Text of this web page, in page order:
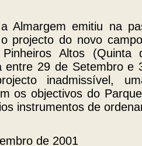
Almargem emitiu na
projecto do novo
Pinheiros Altos
entre 29 de Setembro e
inadmissível,
os objectivos do
instrumentos de
de 2001